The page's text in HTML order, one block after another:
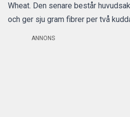
Wheat. Den senare består
och ger sju gram fibrer per två
ANNONS